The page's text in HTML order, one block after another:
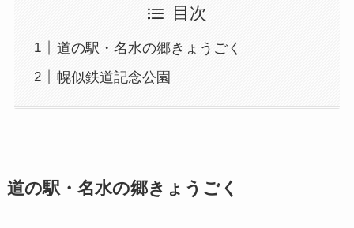
目次
道の駅・名水の郷きょうごく
幌似鉄道記念公園
道の駅・名水の郷きょうごく